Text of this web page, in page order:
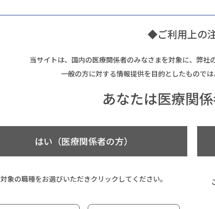
◆ご利用上の
当サイトは、国内の医療関係者のみなさまを対象に、弊社
一般の方に対する情報提供を目的としたもので
あなたは医療関
はい（医療関係者の方）
対象の職種をお選びいただきクリックしてください。